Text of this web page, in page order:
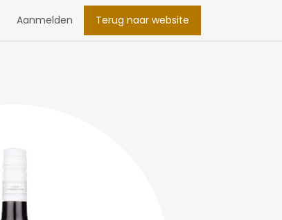
Aanmelden Terug naar website